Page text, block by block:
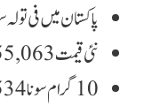
پاکستان میں فی تولہ سونا 2,830
نئی قیمت 455,063 روپے فی تولہ
10 گرام سونا 389,534 روپے تک پہنچ گیا